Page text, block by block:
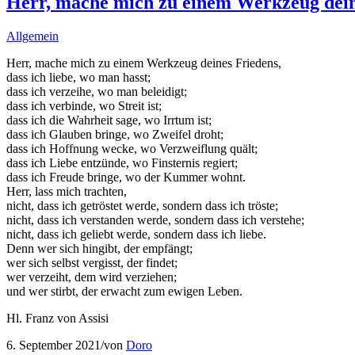
Allgemein
Herr, mache mich zu einem Werkzeug deines Friedens,
dass ich liebe, wo man hasst;
dass ich verzeihe, wo man beleidigt;
dass ich verbinde, wo Streit ist;
dass ich die Wahrheit sage, wo Irrtum ist;
dass ich Glauben bringe, wo Zweifel droht;
dass ich Hoffnung wecke, wo Verzweiflung quält;
dass ich Liebe entzünde, wo Finsternis regiert;
dass ich Freude bringe, wo der Kummer wohnt.
Herr, lass mich trachten,
nicht, dass ich getröstet werde, sondern dass ich tröste;
nicht, dass ich verstanden werde, sondern dass ich verstehe;
nicht, dass ich geliebt werde, sondern dass ich liebe.
Denn wer sich hingibt, der empfängt;
wer sich selbst vergisst, der findet;
wer verzeiht, dem wird verziehen;
und wer stirbt, der erwacht zum ewigen Leben.
Hl. Franz von Assisi
6. September 2021/von Doro